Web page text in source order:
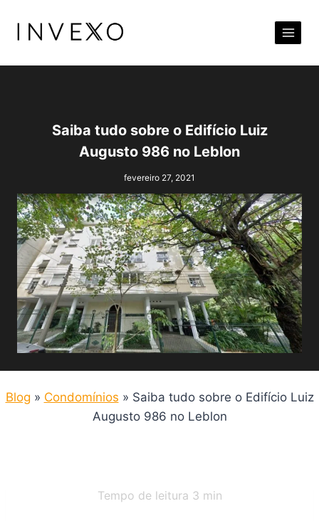
para
Conteúdo
Saiba tudo sobre o Edifício Luiz
Augusto 986 no Leblon
fevereiro 27, 2021
Blog » Condomínios » Saiba tudo sobre o Edifício Luiz
Augusto 986 no Leblon
Tempo de leitura 3 min